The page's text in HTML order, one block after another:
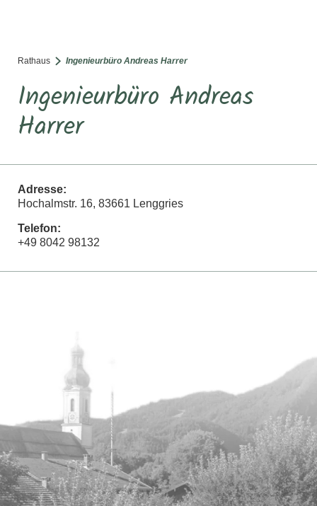
Rathaus Ingenieurbüro Andreas Harrer
Ingenieurbüro Andreas
Harrer
Adresse:
Hochalmstr. 16, 83661 Lenggries
Telefon:
+49 8042 98132